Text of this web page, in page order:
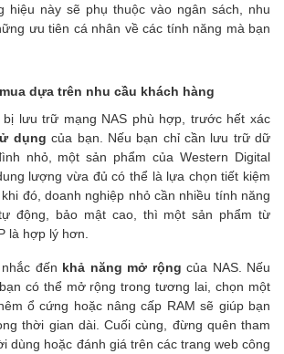
hiệu này sẽ phụ thuộc vào ngân sách, nhu
ưu tiên cá nhân về các tính năng mà bạn
dựa trên nhu cầu khách hàng
lưu trữ mạng NAS phù hợp, trước hết xác
dụng của bạn. Nếu bạn chỉ cần lưu trữ dữ
nhỏ, một sản phẩm của Western Digital
lượng vừa đủ có thể là lựa chọn tiết kiệm
đó, doanh nghiệp nhỏ cần nhiều tính năng
động, bảo mật cao, thì một sản phẩm từ
là hợp lý hơn.
đến khả năng mở rộng của NAS. Nếu
có thể mở rộng trong tương lai, chọn một
ổ cứng hoặc nâng cấp RAM sẽ giúp bạn
thời gian dài. Cuối cùng, đừng quên tham
dùng hoặc đánh giá trên các trang web công